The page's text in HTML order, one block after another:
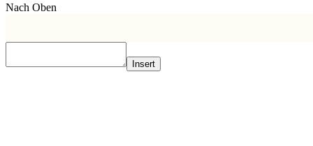
Nach Oben
Insert